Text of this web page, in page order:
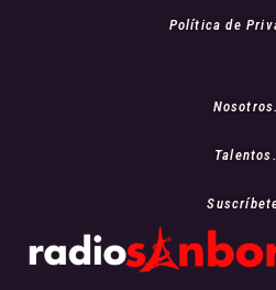
Política de
Nosotros.
Talentos.